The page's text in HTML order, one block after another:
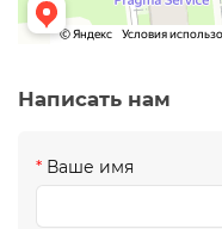
Написать нам
Ваше имя